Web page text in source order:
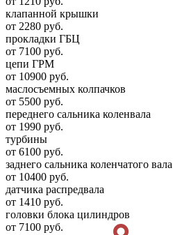
клапанной крышки
от 2280 руб.
прокладки ГБЦ
от 7100 руб.
цепи ГРМ
от 10900 руб.
маслосъемных колпачков
от 5500 руб.
переднего сальника коленвала
от 1990 руб.
турбины
от 6100 руб.
заднего сальника коленчатого вала
от 10400 руб.
датчика распредвала
от 1410 руб.
головки блока цилиндров
от 7100 руб.